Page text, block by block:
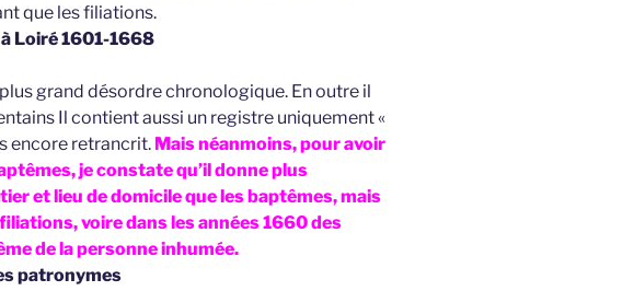
que les filiations.
Loiré 1601-1668
grand désordre chronologique. En outre il
Il contient aussi un registre uniquement «
encore retrancrit. Mais néanmoins, pour avoir
je constate qu’il donne plus
et lieu de domicile que les baptêmes, mais
voire dans les années 1660 des
de la personne inhumée.
patronymes